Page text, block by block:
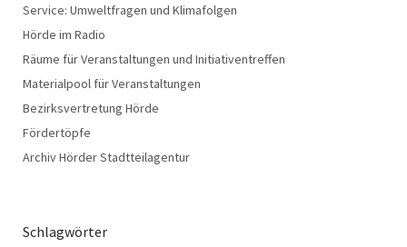
Service: Umweltfragen und Klimafolgen
Hörde im Radio
Räume für Veranstaltungen und Initiativentreffen
Materialpool für Veranstaltungen
Bezirksvertretung Hörde
Fördertöpfe
Archiv Hörder Stadtteilagentur
Schlagwörter